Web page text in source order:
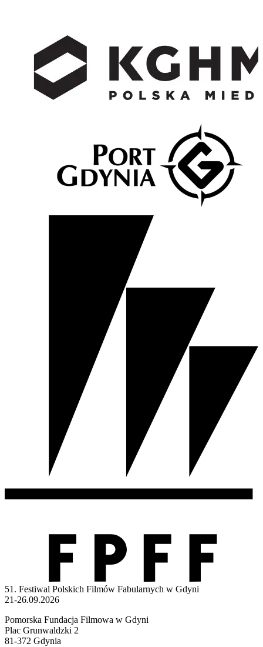
51. Festiwal Polskich Filmów Fabularnych w Gdyni
21-26.09.2026
Pomorska Fundacja Filmowa w Gdyni
Plac Grunwaldzki 2
81-372 Gdynia